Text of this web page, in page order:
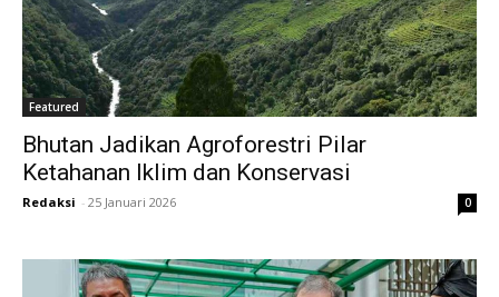
Featured
Bhutan Jadikan Agroforestri Pilar
Ketahanan Iklim dan Konservasi
Redaksi - 25 Januari 2026 0